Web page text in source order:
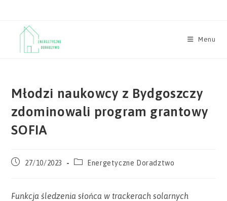
content
Menu
Młodzi naukowcy z Bydgoszczy
zdominowali program grantowy
SOFIA
Post27/10/2023
PostEnergetyczne Doradztwo
Funkcja śledzenia słońca w trackerach solarnych